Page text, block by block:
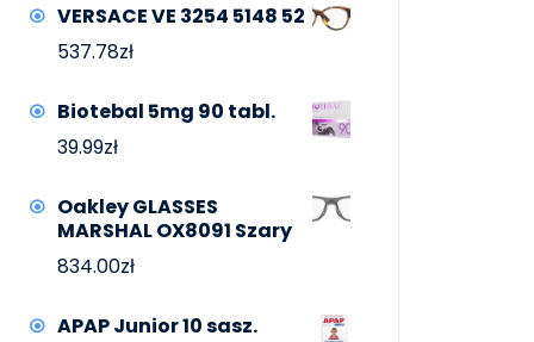
VERSACE VE 3254 5148 52
537.78zł
Biotebal 5mg 90 tabl.
39.99zł
Oakley GLASSES
MARSHAL OX8091 Szary
834.00zł
APAP Junior 10 sasz.